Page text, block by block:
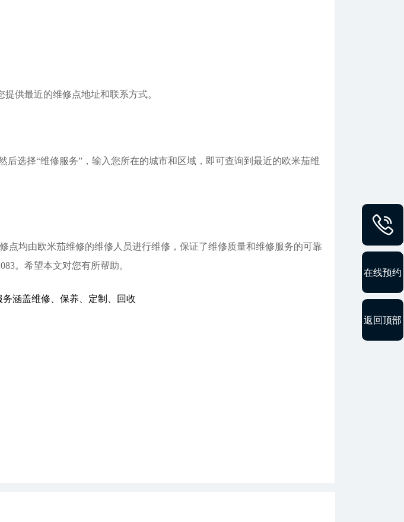
供最近的维修点地址和联系方式。
选择“维修服务”，输入您所在的城市和区域，即可查询到最近的欧米茄维
点均由欧米茄维修的维修人员进行维修，保证了维修质量和维修服务的可靠
。希望本文对您有所帮助。
在线预约
返回顶部